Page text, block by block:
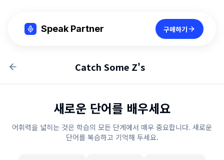
Speak Partner 구매하기
Catch Some Z's
새로운 단어를 배우세요
어휘력을 넓히는 것은 학습의 모든 단계에서 매우 중요합니다. 새로운
단어를 복습하고 기억해 두세요.